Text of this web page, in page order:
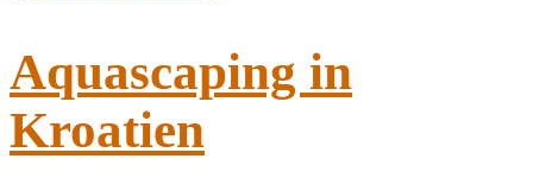
Aquascaping in
Kroatien